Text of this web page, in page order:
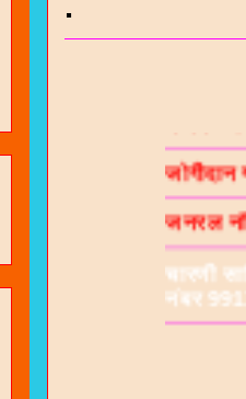
जनरल
चारणी
नंबर